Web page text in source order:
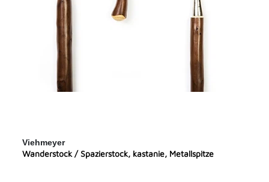
Viehmeyer
Wanderstock / Spazierstock, kastanie, Metallspitze